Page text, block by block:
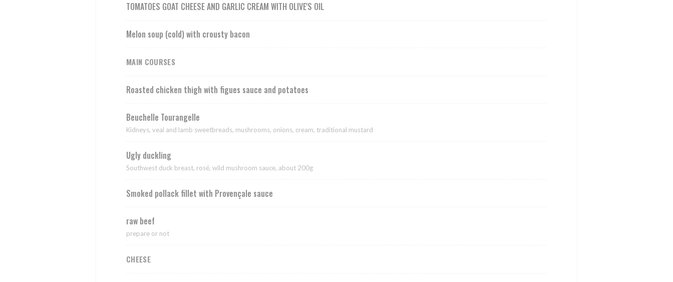
TOMATOES GOAT CHEESE AND GARLIC CREAM WITH OLIVE'S OIL
Melon soup (cold) with crousty bacon
MAIN COURSES
Roasted chicken thigh with figues sauce and potatoes
Beuchelle Tourangelle
Kidneys, veal and lamb sweetbreads, mushrooms, onions, cream, traditional mustard
Ugly duckling
Southwest duck breast, rosé, wild mushroom sauce, about 200g
Smoked pollack fillet with Provençale sauce
raw beef
prepare or not
CHEESE